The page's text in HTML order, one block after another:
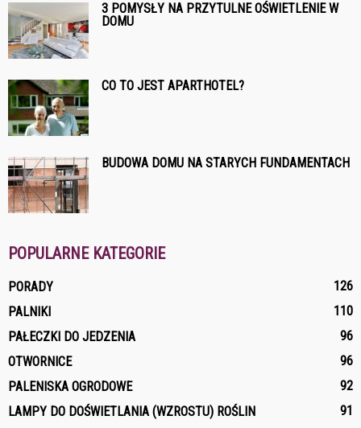
3 POMYSŁY NA PRZYTULNE OŚWIETLENIE W
DOMU
CO TO JEST APARTHOTEL?
BUDOWA DOMU NA STARYCH FUNDAMENTACH
POPULARNE KATEGORIE
PORADY
126
PALNIKI
110
PAŁECZKI DO JEDZENIA
96
OTWORNICE
96
PALENISKA OGRODOWE
92
LAMPY DO DOŚWIETLANIA (WZROSTU) ROŚLIN
91